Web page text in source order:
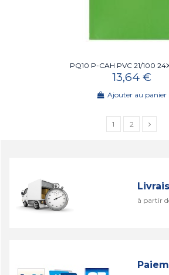
PQ10 P-CAH PVC 21/100
13,64 €
Ajouter au panier
1 2
à partir